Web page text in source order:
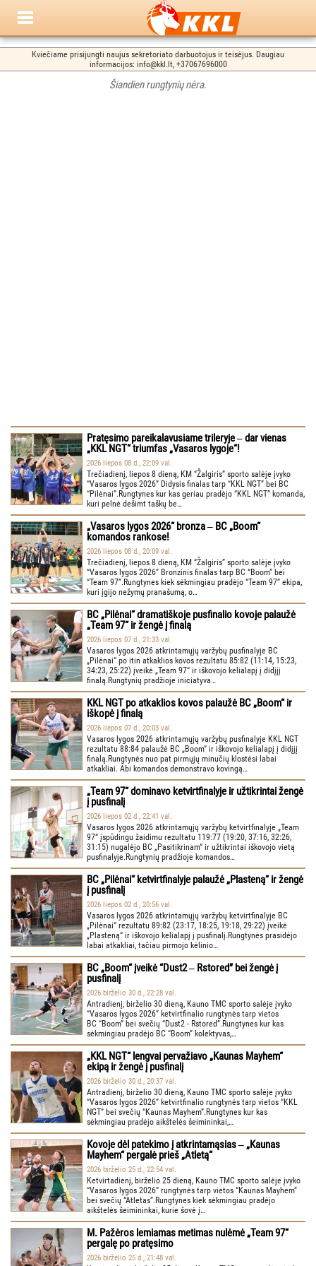
Kviečiame prisijungti naujus sekretoriato darbuotojus ir teisėjus. Daugiau
informacijos: info@kkl.lt, +37067696000
Šiandien rungtynių nėra.
Pratęsimo pareikalavusiame trileryje ‒ dar vienas
„KKL NGT“ triumfas „Vasaros lygoje“!
2026 liepos 08 d., 22:09 val.
Trečiadienį, liepos 8 dieną, KM “Žalgiris” sporto salėje įvyko
“Vasaros lygos 2026” Didysis finalas tarp “KKL NGT” bei BC
“Pilėnai”.Rungtynes kur kas geriau pradėjo “KKL NGT” komanda,
kuri pelnė dešimt taškų be…
„Vasaros lygos 2026“ bronza ‒ BC „Boom“
komandos rankose!
2026 liepos 08 d., 20:09 val.
Trečiadienį, liepos 8 dieną, KM “Žalgiris” sporto salėje įvyko
“Vasaros lygos 2026” Bronzinis finalas tarp BC “Boom” bei
“Team 97”.Rungtynes kiek sėkmingiau pradėjo “Team 97” ekipa,
kuri įgijo nežymų pranašumą, o…
BC „Pilėnai“ dramatiškoje pusfinalio kovoje palaužė
„Team 97“ ir žengė į finalą
2026 liepos 07 d., 21:33 val.
Vasaros lygos 2026 atkrintamųjų varžybų pusfinalyje BC
„Pilėnai“ po itin atkaklios kovos rezultatu 85:82 (11:14, 15:23,
34:23, 25:22) įveikė „Team 97“ ir iškovojo kelialapį į didįjį
finalą.Rungtynių pradžioje iniciatyva…
KKL NGT po atkaklios kovos palaužė BC „Boom“ ir
iškopė į finalą
2026 liepos 07 d., 20:03 val.
Vasaros lygos 2026 atkrintamųjų varžybų pusfinalyje KKL NGT
rezultatu 88:84 palaužė BC „Boom“ ir iškovojo kelialapį į didįjį
finalą.Rungtynės nuo pat pirmųjų minučių klostėsi labai
atkakliai. Abi komandos demonstravo kovingą…
„Team 97“ dominavo ketvirtfinalyje ir užtikrintai žengė
į pusfinalį
2026 liepos 02 d., 22:41 val.
Vasaros lygos 2026 atkrintamųjų varžybų ketvirtfinalyje „Team
97“ įspūdingu žaidimu rezultatu 119:77 (19:20, 37:16, 32:26,
31:15) nugalėjo BC „Pasitikrinam“ ir užtikrintai iškovojo vietą
pusfinalyje.Rungtynių pradžioje komandos…
BC „Pilėnai“ ketvirtfinalyje palaužė „Plasteną“ ir žengė
į pusfinalį
2026 liepos 02 d., 20:56 val.
Vasaros lygos 2026 atkrintamųjų varžybų ketvirtfinalyje BC
„Pilėnai“ rezultatu 89:82 (23:17, 18:25, 19:18, 29:22) įveikė
„Plasteną“ ir iškovojo kelialapį į pusfinalį.Rungtynės prasidėjo
labai atkakliai, tačiau pirmojo kėlinio…
BC „Boom“ įveikė “Dust2 ‒ Rstored” bei žengė į
pusfinalį
2026 birželio 30 d., 22:28 val.
Antradienį, birželio 30 dieną, Kauno TMC sporto salėje įvyko
“Vasaros lygos 2026” ketvirtfinalio rungtynės tarp vietos
BC “Boom” bei svečių “Dust2 - Rstored”.Rungtynes kur kas
sėkmingiau pradėjo BC “Boom” kolektyvas,…
„KKL NGT“ lengvai pervažiavo „Kaunas Mayhem“
ekipą ir žengė į pusfinalį
2026 birželio 30 d., 20:37 val.
Antradienį, birželio 30 dieną, Kauno TMC sporto salėje įvyko
“Vasaros lygos 2026” ketvirtfinalio rungtynės tarp vietos “KKL
NGT” bei svečių “Kaunas Mayhem”.Rungtynes kur kas
sėkmingiau pradėjo aikštelės šeimininkai,…
Kovoje dėl patekimo į atkrintamąsias ‒ „Kaunas
Mayhem“ pergalė prieš „Atletą“
2026 birželio 25 d., 22:54 val.
Ketvirtadienį, birželio 25 dieną, Kauno TMC sporto salėje įvyko
“Vasaros lygos 2026” rungtynės tarp vietos “Kaunas Mayhem”
bei svečių “Atletas”.Rungtynes kiek sėkmingiau pradėjo
aikštelės šeimininkai, kurie šovė į…
M. Pažėros lemiamas metimas nulėmė „Team 97“
pergalę po pratęsimo
2026 birželio 25 d., 21:48 val.